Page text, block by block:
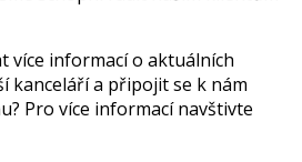
více informací o aktuálních
kanceláří a připojit se k nám
Pro více informací navštivte